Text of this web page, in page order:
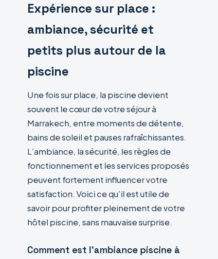
Expérience sur place :
ambiance, sécurité et
petits plus autour de la
piscine
Une fois sur place, la piscine devient
souvent le cœur de votre séjour à
Marrakech, entre moments de détente,
bains de soleil et pauses rafraîchissantes.
L’ambiance, la sécurité, les règles de
fonctionnement et les services proposés
peuvent fortement influencer votre
satisfaction. Voici ce qu’il est utile de
savoir pour profiter pleinement de votre
hôtel piscine, sans mauvaise surprise.
Comment est l’ambiance piscine à